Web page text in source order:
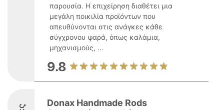
παρουσία. Η επιχείρηση διαθέτει μια
μεγάλη ποικιλία προϊόντων που
απευθύνονται στις ανάγκες κάθε
σύγχρονου ψαρά, όπως καλάμια,
μηχανισμούς, ...
9.8
Donax Handmade Rods